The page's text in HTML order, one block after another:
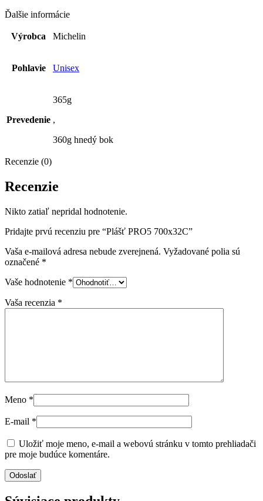
Ďalšie informácie
Výrobca Michelin
Pohlavie Unisex
Prevedenie
365g
,
360g hnedý bok
Recenzie (0)
Recenzie
Nikto zatiaľ nepridal hodnotenie.
Pridajte prvú recenziu pre “Plášť PRO5 700x32C”
Vaša e-mailová adresa nebude zverejnená. Vyžadované polia sú
označené *
Vaše hodnotenie *
Vaša recenzia *
Meno *
E-mail *
Uložiť moje meno, e-mail a webovú stránku v tomto prehliadači
pre moje budúce komentáre.